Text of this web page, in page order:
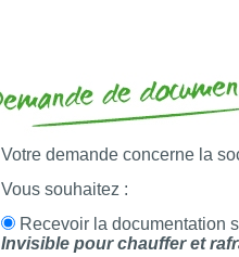
Votre demande concerne la
Vous souhaitez :
Recevoir la documentation
Invisible pour chauffer et